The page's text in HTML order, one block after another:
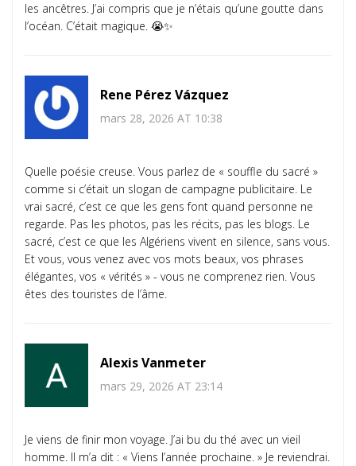
les ancêtres. J’ai compris que je n’étais qu’une goutte dans
l’océan. C’était magique. 😭✨
Rene Pérez Vázquez
mars 28, 2026 AT 10:38
Quelle poésie creuse. Vous parlez de « souffle du sacré »
comme si c’était un slogan de campagne publicitaire. Le
vrai sacré, c’est ce que les gens font quand personne ne
regarde. Pas les photos, pas les récits, pas les blogs. Le
sacré, c’est ce que les Algériens vivent en silence, sans vous.
Et vous, vous venez avec vos mots beaux, vos phrases
élégantes, vos « vérités » - vous ne comprenez rien. Vous
êtes des touristes de l’âme.
Alexis Vanmeter
mars 29, 2026 AT 23:14
Je viens de finir mon voyage. J’ai bu du thé avec un vieil
homme. Il m’a dit : « Viens l’année prochaine. » Je reviendrai.